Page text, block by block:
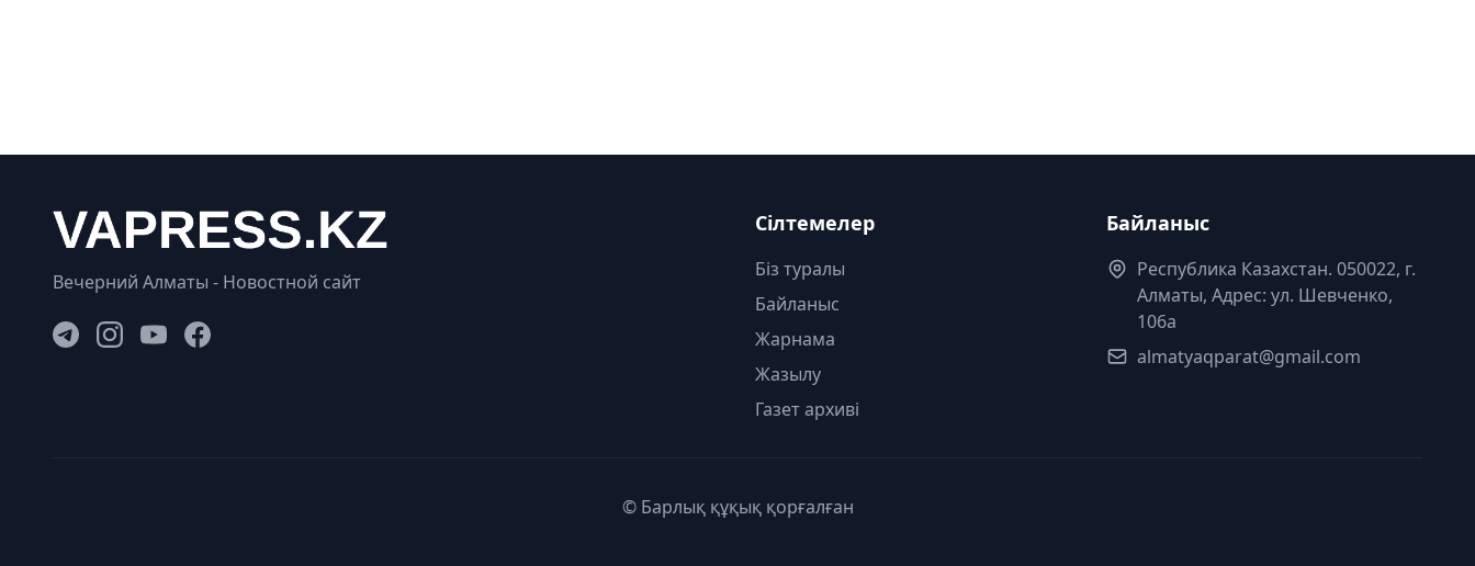
Вечерний Алматы - Новостной сайт
Сілтемелер
Біз туралы
Байланыс
Жарнама
Жазылу
Газет архиві
Байланыс
Республика Казахстан. 050022, г.
Алматы, Адрес: ул. Шевченко,
106а
almatyaqparat@gmail.com
© Барлық құқық қорғалған